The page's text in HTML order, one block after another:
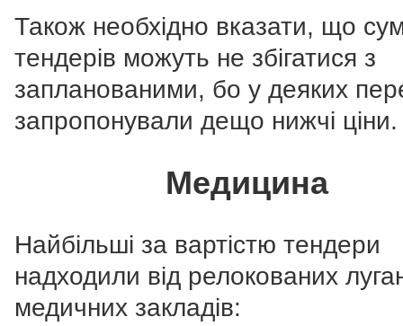
Також необхідно вказати, що
тендерів можуть не збігатися з
запланованими, бо у деяких
запропонували дещо нижчі ціни.
Медицина
Найбільші за вартістю тендери
надходили від релокованих
медичних закладів: